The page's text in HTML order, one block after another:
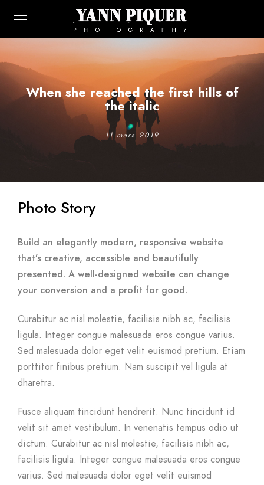
When she reached the first hills of
the italic
11 mars 2019
Photo Story
Build an elegantly modern, responsive website
that’s creative, accessible and beautifully
presented. A well-designed website can change
your conversion and a profit for good.
Curabitur ac nisl molestie, facilisis nibh ac, facilisis
ligula. Integer congue malesuada eros congue varius.
Sed malesuada dolor eget velit euismod pretium. Etiam
porttitor finibus pretium. Nam suscipit vel ligula at
dharetra.
Fusce aliquam tincidunt hendrerit. Nunc tincidunt id
velit sit amet vestibulum. In venenatis tempus odio ut
dictum. Curabitur ac nisl molestie, facilisis nibh ac,
facilisis ligula. Integer congue malesuada eros congue
varius. Sed malesuada dolor eget velit euismod